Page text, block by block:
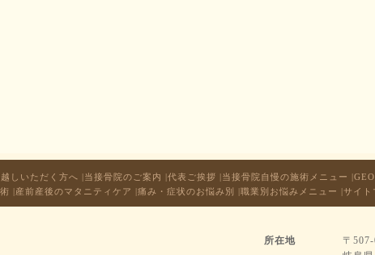
しいただく方へ |当接骨院のご案内 |代表ご挨拶 |当接骨院自慢の施術メニュー |
|産前産後のマタニティケア |痛み・症状のお悩み別 |職業別お悩みメニュー |サイト
所在地
〒